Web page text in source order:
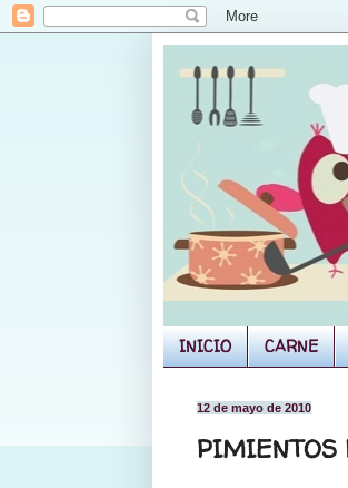
INICIO CARNE
12 de mayo de 2010
PIMIENTOS